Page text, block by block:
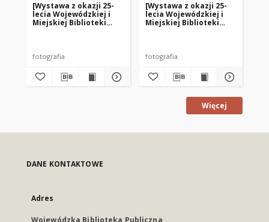
[Wystawa z okazji 25-
lecia Wojewódzkiej i
Miejskiej Biblioteki
fotografia
[Wystawa z okazji 25-
lecia Wojewódzkiej i
Miejskiej Biblioteki
fotografia
Więcej
DANE KONTAKTOWE
Adres
Wojewódzka Biblioteka Publiczna